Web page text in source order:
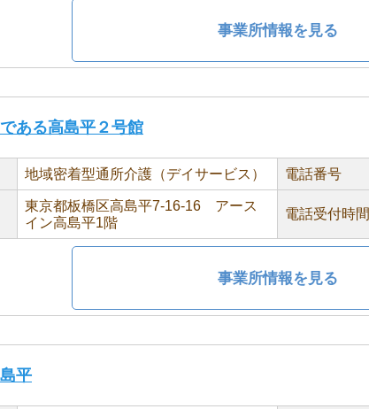
事業所情報を見る
ある高島平２号館
地域密着型通所介護（デイサービス） 電話番号
東京都板橋区高島平7-16-16 アース
イン高島平1階
電話受付時間
事業所情報を見る
平